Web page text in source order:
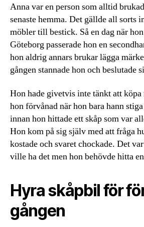
Anna var en person som alltid
senaste hemma. Det gällde all sorts
möbler till bestick. Så en dag när
Göteborg passerade hon en
hon aldrig annars brukar lägga
gången stannade hon och beslutade
Hon hade givetvis inte tänkt att
hon förvånad när hon bara hann
innan hon hittade ett skåp som var
Hon kom på sig själv med att fråga
kostade och svaret chockade. Det
ville ha det men hon behövde hitta
Hyra skåpbil för
gången